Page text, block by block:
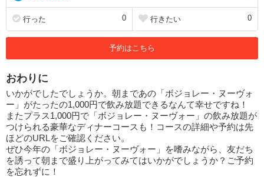
行った 0 行きたい 0
予約はこちら
おわりに
いかがでしたでしょうか。朝まであの「ボジョレー・ヌーヴォ
ー」がたったの1,000円で飲み放題できるなんて幸せですね！
またプラス1,000円で「ボジョレー・ヌーヴォー」の飲み放題が
つけられる豪華なディナーコースも！コースの詳細や予約は先
ほどのURLをご確認ください。
ぜひ今年の「ボジョレー・ヌーヴォー」を嗜みながら、友だち
を誘って朝まで盛り上がってみてはいかがでしょうか？ご予約
を忘れずに！